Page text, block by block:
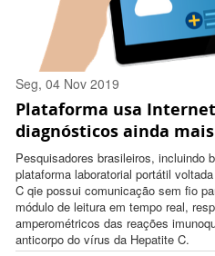
Seg, 04 Nov 2019
18:22:00 -0300
Plataforma usa
diagnósticos ainda
Pesquisadores brasileiros, incluindo
plataforma laboratorial portátil
C qie possui comunicação sem fio
módulo de leitura em tempo real,
amperométricos das reações
anticorpo do vírus da Hepatite C.